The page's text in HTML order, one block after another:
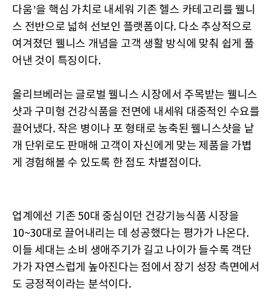
다움’을 핵심 가치로 내세워 기존 헬스 카테고리를 웰니
스 전반으로 넓혀 선보인 플랫폼이다. 다소 추상적으로
여겨졌던 웰니스 개념을 고객 생활 방식에 맞춰 쉽게 풀
어낸 것이 특징이다.
올리브베러는 글로벌 웰니스 시장에서 주목받는 웰니스
샷과 구미형 건강식품을 전면에 내세워 대중적인 수요를
끌어냈다. 작은 병이나 포 형태로 농축된 웰니스샷을 낱
개 단위로도 판매해 고객이 자신에게 맞는 제품을 가볍
게 경험해볼 수 있도록 한 점도 차별점이다.
업계에선 기존 50대 중심이던 건강기능식품 시장을
10~30대로 끌어내리는 데 성공했다는 평가가 나온다.
이들 세대는 소비 생애주기가 길고 나이가 들수록 객단
가가 자연스럽게 높아진다는 점에서 장기 성장 측면에서
도 긍정적이라는 분석이다.